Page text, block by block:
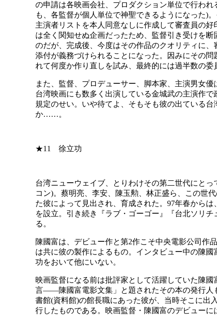
の申請は各映画会社、プロダクション単位で行わ
も、各監督が個人単位で神聖できるようになった)
主演者リストを本人同意なしに作成して審査員の
は全く関知せぬ企画だったため、監督引き受けを
のだが、完成後、今度はその作品のクオリティに
添付が義務づけられることになった。因みにその
れて何度か作り直しを試み、最終的には過半数の
また、監督、プロデューサー、脚本家、主演男女
台湾映画にも数多く出演している金城武の主演作
規定のせい。いや待てよ、そもそも彼の出ている
か……。
★11 徐立功
台湾ニューウェイブ、とりわけその第二世代にと
コン)。蔡明亮、李安、陳玉勲、林正盛ら、この世
た彼によって見出され、育成された。97年春から
を設立。引き続き『ラブ・ゴーゴー』『台北ソリ
る。
陳國富は、デビュー作と第2作こそ中央電影公司作
は共に彼の製作によるもの。インタビュー中の陳
功をおいて他にいない。
映画監督になる前は批評家として活躍していた陳
言――陳國富電影文集」と題されたその本の発行人
書館(資料館)の館長職にあった彼が、当時そこに出
行したものである。映画監督・陳國富のデビュー